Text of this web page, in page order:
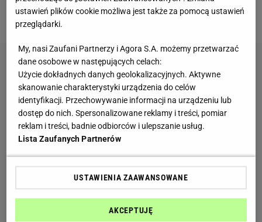
ustawień plików cookie możliwa jest także za pomocą ustawień
przeglądarki.
My, nasi Zaufani Partnerzy i Agora S.A. możemy przetwarzać
dane osobowe w następujących celach:
Użycie dokładnych danych geolokalizacyjnych. Aktywne
skanowanie charakterystyki urządzenia do celów
identyfikacji. Przechowywanie informacji na urządzeniu lub
dostęp do nich. Spersonalizowane reklamy i treści, pomiar
reklam i treści, badnie odbiorców i ulepszanie usług.
Lista Zaufanych Partnerów
USTAWIENIA ZAAWANSOWANE
AKCEPTUJĘ